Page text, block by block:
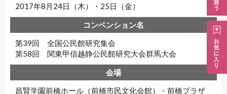
2017年8月24日（木）・25日（金）
第39回 全国公民館研究集会
第58回 関東甲信越静公民館研究大会群馬大会
昌賢学園前橋ホール（前橋市民文化会館）・前橋プラザ